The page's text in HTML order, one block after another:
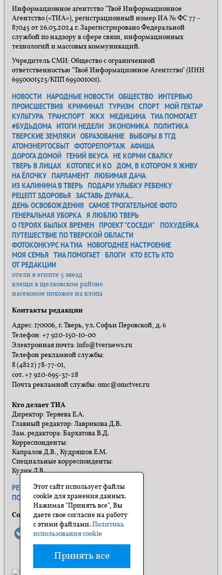
Информационное агентство "Твоё Информационное
Агентство («ТИА»), регистрационный номер ИА № ФС 77 -
87045 от 26.03.2024 г. Зарегистрировано Федеральной
службой по надзору в сфере связи, информационных
технологий и массовых коммуникаций.
Учредитель СМИ: Общество с ограниченной
ответственностью "Твоё Информационное Агентство" (ИНН
6950001525/КПП 695001001).
НОВОСТИ НАРОДНЫЕ НОВОСТИ ОБЩЕСТВО ИНТЕРВЬЮ
ПРОИСШЕСТВИЯ КРИМИНАЛ ТУРИЗМ СПОРТ МОЙ ГЕКТАР
КУЛЬТУРА ТРАНСПОРТ ЖКХ МЕДИЦИНА ТИА ПОМОГАЕТ
#БУДЬДОМА ИТОГИ НЕДЕЛИ ЭКОНОМИКА ПОЛИТИКА
ТВЕРСКИЕ ЗЕМЛЯКИ ОБРАЗОВАНИЕ ВЫБОРЫ В ТГД
АТОМЭНЕРГОСБЫТ ФОТОРЕПОРТАЖ АФИША
ДОРОГА ДОМОЙ ГЕНИЙ ВКУСА НЕ КОРМИ СВАЛКУ
ТВЕРЬ В ЛИЦАХ КОТОПЕС И КО ДОМ, В КОТОРОМ Я ЖИВУ
НА ЁЛОЧКУ ПАРЛАМЕНТ ЛЮБИМАЯ ДАЧА
ИЗ КАЛИНИНА В ТВЕРЬ ПОДАРИ УЛЫБКУ РЕБЕНКУ
РЕЦЕПТ ЗДОРОВЬЯ ЗАСТАВЬ ДУРАКА...
ДЕНЬ ОСВОБОЖДЕНИЯ САМОЕ ТРОГАТЕЛЬНОЕ ФОТО
ГЕНЕРАЛЬНАЯ УБОРКА Я ЛЮБЛЮ ТВЕРЬ
О ГЕРОЯХ БЫЛЫХ ВРЕМЕН ПРОЕКТ "СОСЕДИ"
ПОХУДЕЙКА
ПУТЕШЕСТВИЕ ПО ТВЕРСКОЙ ОБЛАСТИ
ФОТОКОНКУРС НА ТИА НОВОГОДНЕЕ НАСТРОЕНИЕ
МОЯ СЕМЬЯ ТИА ПОМОГАЕТ БЛОГИ КТО ЕСТЬ КТО
ОТ РЕДАКЦИИ
отели в египте 5 звезд
клещи в щелковском районе
насекомое похожее на клопа
Контакты редакции
Адрес: 170006, г. Тверь, ул. Софьи Перовской, д. 6
Телефон: +7 920-150-10-00
Электронная почта: info@tvernews.ru
Телефон рекламной службы:
8 (4822) 78-77-01,
сот. +7 920-695-37-28
Почта рекламной службы: omc@omctver.ru
Кто делает ТИА
Директор: Теряева Е.А.
Главный редактор: Лаврикова Д.В.
Зам. редактора: Бархатова В.Д.
Корреспонденты:
Капралов Д.В., Кудряшов Е.М.
Специальные корреспонденты:
Кулик Л.В.
РЕКЛАМА ПРАВИЛА САЙТА
ПОЛИТИКА КОНФИДЕНЦИАЛЬНОСТИ
Социальные сети
Этот сайт использует файлы
cookie для хранения данных.
Нажимая "Принять все", Вы
даете свое согласие на работу
с этими файлами.Политика
использования cookie
Принять все